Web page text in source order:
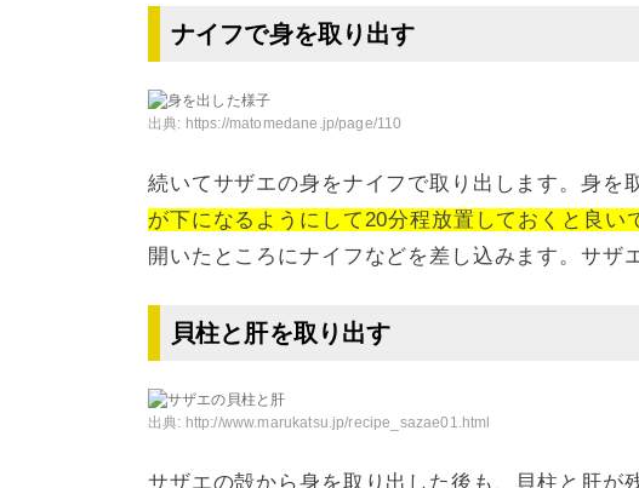
ナイフで身を取り出す
出典: https://matomedane.jp/page/110
続いてサザエの身をナイフで取り出します。身を
が下になるようにして20分程放置しておくと良い
開いたところにナイフなどを差し込みます。サザ
貝柱と肝を取り出す
出典: http://www.marukatsu.jp/recipe_sazae01.html
サザエの殻から身を取り出した後も、貝柱と肝が